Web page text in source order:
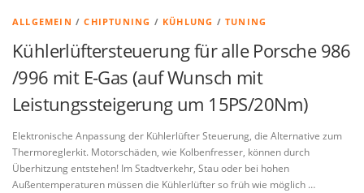
ALLGEMEIN /CHIPTUNING / KÜHLUNG /TUNING
Kühlerlüftersteuerung für alle Porsche 986
/996 mit E-Gas (auf Wunsch mit
Leistungssteigerung um 15PS/20Nm)
Elektronische Anpassung der Kühlerlüfter Steuerung, die Alternative zum
Thermoreglerkit. Motorschäden, wie Kolbenfresser, können durch
Überhitzung entstehen! Im Stadtverkehr, Stau oder bei hohen
Außentemperaturen müssen die Kühlerlüfter so früh wie möglich …